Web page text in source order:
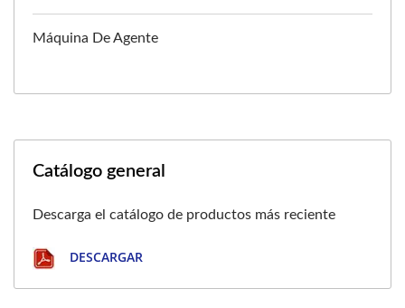
Máquina De Agente
Catálogo general
Descarga el catálogo de productos más reciente
DESCARGAR